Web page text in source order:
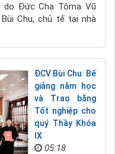
do Đức Cha Tôma Vũ
Chu, chủ tế tại nhà
ĐCV Bùi Chu: Bế
giảng năm học
và Trao bằng
Tốt nghiệp cho
quý Thầy Khóa
IX
05:18